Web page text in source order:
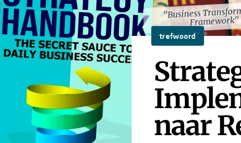
"Business
Framework"
"Business
Framework"
trefwoord
naar